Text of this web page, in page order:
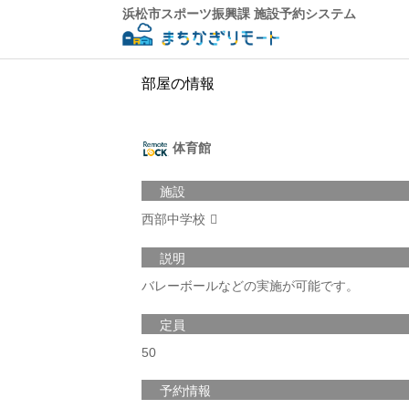
浜松市スポーツ振興課 施設予約システム
部屋の情報
体育館
施設
西部中学校
説明
バレーボールなどの実施が可能です。
定員
50
予約情報